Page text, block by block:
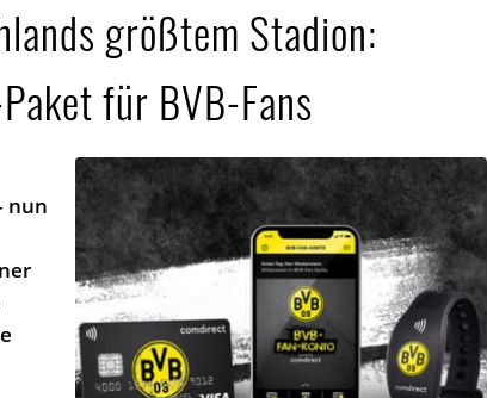
größtem Stadion:
für BVB-Fans
nun